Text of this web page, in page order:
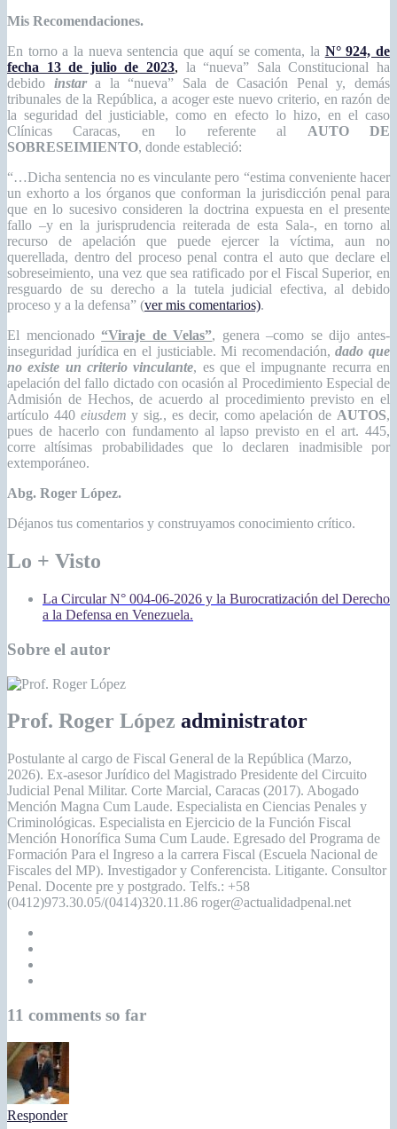
Mis Recomendaciones.
En torno a la nueva sentencia que aquí se comenta, la N° 924, de
fecha 13 de julio de 2023, la “nueva” Sala Constitucional ha
debido instara la “nueva” Sala de Casación Penal y, demás
tribunales de la República, a acoger este nuevo criterio, en razón de
la seguridad del justiciable, como en efecto lo hizo, en el caso
Clínicas Caracas, en lo referente al AUTO DE
SOBRESEIMIENTO, donde estableció:
“…Dicha sentencia no es vinculante pero “estima conveniente hacer
un exhorto a los órganos que conforman la jurisdicción penal para
que en lo sucesivo consideren la doctrina expuesta en el presente
fallo –y en la jurisprudencia reiterada de esta Sala-, en torno al
recurso de apelación que puede ejercer la víctima, aun no
querellada, dentro del proceso penal contra el auto que declare el
sobreseimiento, una vez que sea ratificado por el Fiscal Superior, en
resguardo de su derecho a la tutela judicial efectiva, al debido
proceso y a la defensa” (ver mis comentarios).
El mencionado “Viraje de Velas”, genera –como se dijo antes-
inseguridad jurídica en el justiciable. Mi recomendación,dado que
no existe un criterio vinculante, es que el impugnante recurra en
apelación del fallo dictado con ocasión al Procedimiento Especial de
Admisión de Hechos, de acuerdo al procedimiento previsto en el
artículo 440 eiusdemy sig., es decir, como apelación de AUTOS,
pues de hacerlo con fundamento al lapso previsto en el art. 445,
corre altísimas probabilidades que lo declaren inadmisible por
extemporáneo.
Abg. Roger López.
Déjanos tus comentarios y construyamos conocimiento crítico.
Lo + Visto
La Circular N° 004-06-2026 y la Burocratización del Derecho
a la Defensa en Venezuela.
Sobre el autor
Prof. Roger López administrator
Postulante al cargo de Fiscal General de la República (Marzo,
2026). Ex-asesor Jurídico del Magistrado Presidente del Circuito
Judicial Penal Militar. Corte Marcial, Caracas (2017). Abogado
Mención Magna Cum Laude. Especialista en Ciencias Penales y
Criminológicas. Especialista en Ejercicio de la Función Fiscal
Mención Honorífica Suma Cum Laude. Egresado del Programa de
Formación Para el Ingreso a la carrera Fiscal (Escuela Nacional de
Fiscales del MP). Investigador y Conferencista. Litigante. Consultor
Penal. Docente pre y postgrado. Telfs.: +58
(0412)973.30.05/(0414)320.11.86 roger@actualidadpenal.net
11 comments so far
Responder